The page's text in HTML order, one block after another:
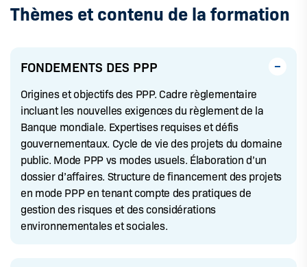
Thèmes et contenu de la formation
FONDEMENTS DES PPP
Origines et objectifs des PPP. Cadre règlementaire
incluant les nouvelles exigences du règlement de la
Banque mondiale. Expertises requises et défis
gouvernementaux. Cycle de vie des projets du domaine
public. Mode PPP vs modes usuels. Élaboration d’un
dossier d’affaires. Structure de financement des projets
en mode PPP en tenant compte des pratiques de
gestion des risques et des considérations
environnementales et sociales.